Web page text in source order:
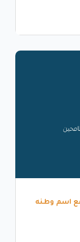
اسم وطنه